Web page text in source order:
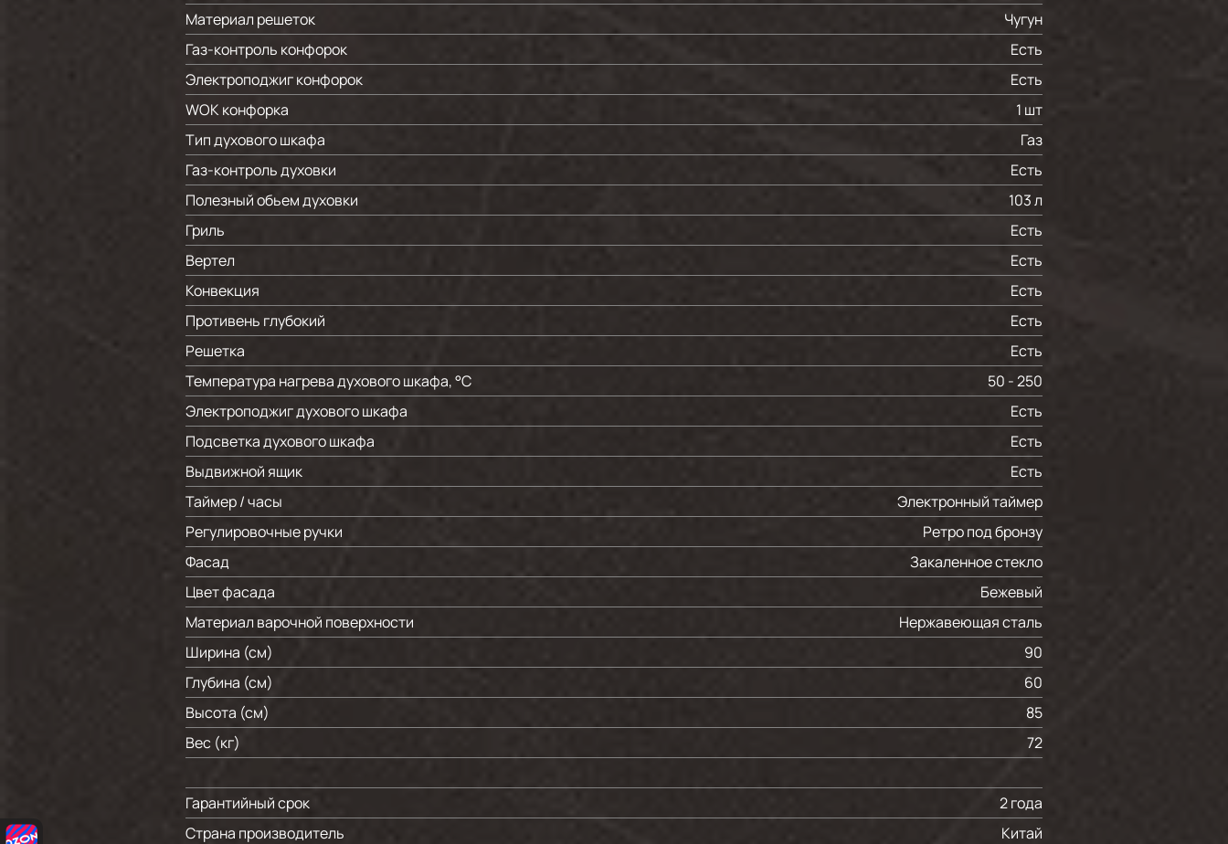
Материал решеток
Чугун
Газ-контроль конфорок
Есть
Электроподжиг конфорок
Есть
WOK конфорка
1 шт
Тип духового шкафа
Газ
Газ-контроль духовки
Есть
Полезный обьем духовки
103 л
Гриль
Есть
Вертел
Есть
Конвекция
Есть
Противень глубокий
Есть
Решетка
Есть
Температура нагрева духового шкафа, °C
50 - 250
Электроподжиг духового шкафа
Есть
Подсветка духового шкафа
Есть
Выдвижной ящик
Есть
Таймер / часы
Электронный таймер
Регулировочные ручки
Ретро под бронзу
Фасад
Закаленное стекло
Цвет фасада
Бежевый
Материал варочной поверхности
Нержавеющая сталь
Ширина (см)
90
Глубина (см)
60
Высота (см)
85
Вес (кг)
72
Гарантийный срок
2 года
Страна производитель
Китай